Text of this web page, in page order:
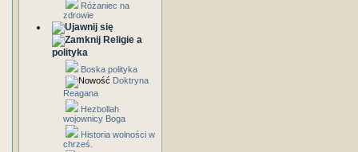
Różaniec na
zdrowie
Religie a
polityka
Boska polityka
Doktryna
Reagana
Hezbollah
wojownicy Boga
Historia wolności w
chrześ.